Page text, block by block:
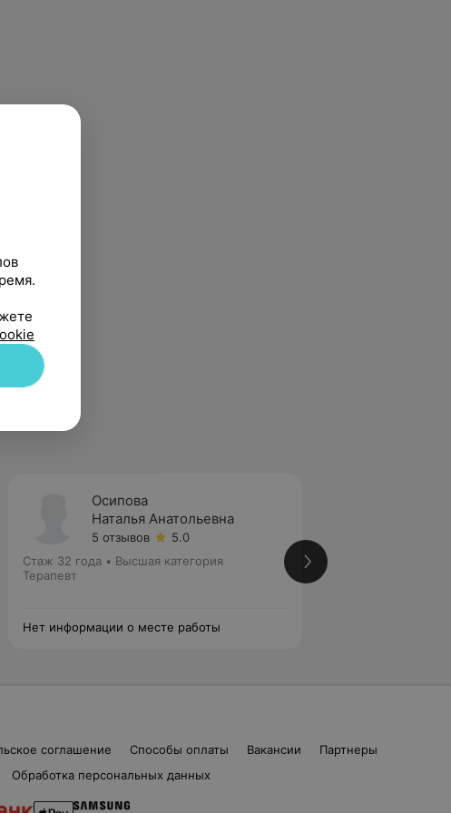
Осипова
Наталья Анатольевна
5 отзывов
5.0
Стаж 32 года • Высшая категория
Терапевт
Нет информации о месте работы
соглашение Способы оплаты Вакансии
Партнеры
Обработка персональных данных